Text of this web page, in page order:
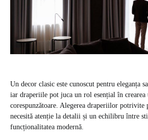
Un decor clasic este cunoscut pentru eleganța
iar draperiile pot juca un rol esențial în crearea
corespunzătoare. Alegerea draperiilor potrivite
necesită atenție la detalii și un echilibru între
funcționalitatea modernă.